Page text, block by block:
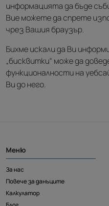
информацията да бъде
Вие можете да спрете
чрез Вашия браузър.
Бихме искали да Ви
„бисквитки“ може да
функционалности на
Ви до него.
Меню
За нас
Повече за данъците
Калкулатор